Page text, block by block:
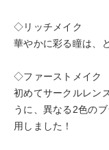
◇リッチメイク
華やかに彩る瞳は、
◇ファーストメイク
初めてサークルレン
うに、異なる2色の
用しました！